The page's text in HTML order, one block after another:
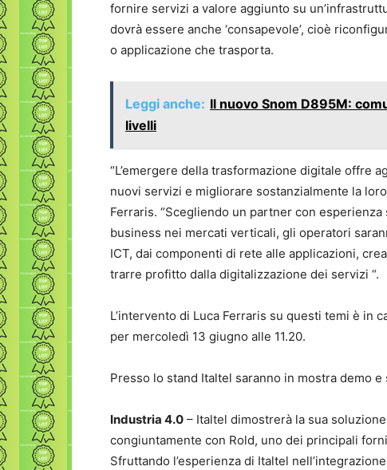
fornire servizi a valore aggiunto su
dovrà essere anche ‘consapevole’, cioè
o applicazione che trasporta.
Leggi anche: Il nuovo Snom D895M:
livelli
“L’emergere della trasformazione digitale offre
nuovi servizi e migliorare sostanzialmente la
Ferraris. “Scegliendo un partner con
business nei mercati verticali, gli operatori
ICT, dai componenti di rete alle applicazioni,
trarre profitto dalla digitalizzazione dei servizi “.
L’intervento di Luca Ferraris su questi temi è in
per mercoledì 13 giugno alle 11.20.
Presso lo stand Italtel saranno in mostra demo
Industria 4.0 – Italtel dimostrerà la sua
congiuntamente con Rold, uno dei principali
Sfruttando l’esperienza di Italtel